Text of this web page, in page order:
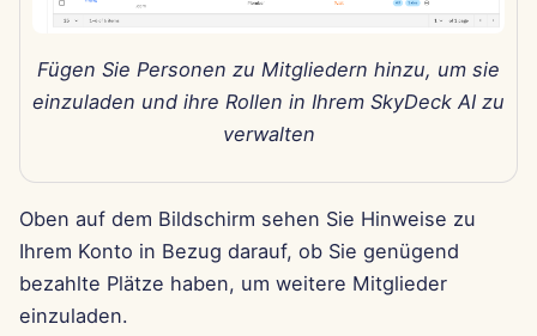
31. Okt 2025
5. Sep 2025
22. Aug 2025
15. Aug 2025
8. Aug 2025
Fügen Sie Personen zu Mitgliedern hinzu, um sie
einzuladen und ihre Rollen in Ihrem SkyDeck AI zu
verwalten
Oben auf dem Bildschirm sehen Sie Hinweise zu
Ihrem Konto in Bezug darauf, ob Sie genügend
bezahlte Plätze haben, um weitere Mitglieder
einzuladen.